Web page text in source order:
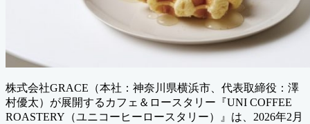
株式会社GRACE（本社：神奈川県横浜市、代表取締役：澤
村優太）が展開するカフェ＆ロースタリー『UNI COFFEE
ROASTERY（ユニコーヒーロースタリー）』は、2026年2月